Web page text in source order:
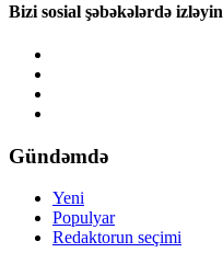
Bizi sosial şəbəkələrdə izləyin
Gündəmdə
Yeni
Populyar
Redaktorun seçimi